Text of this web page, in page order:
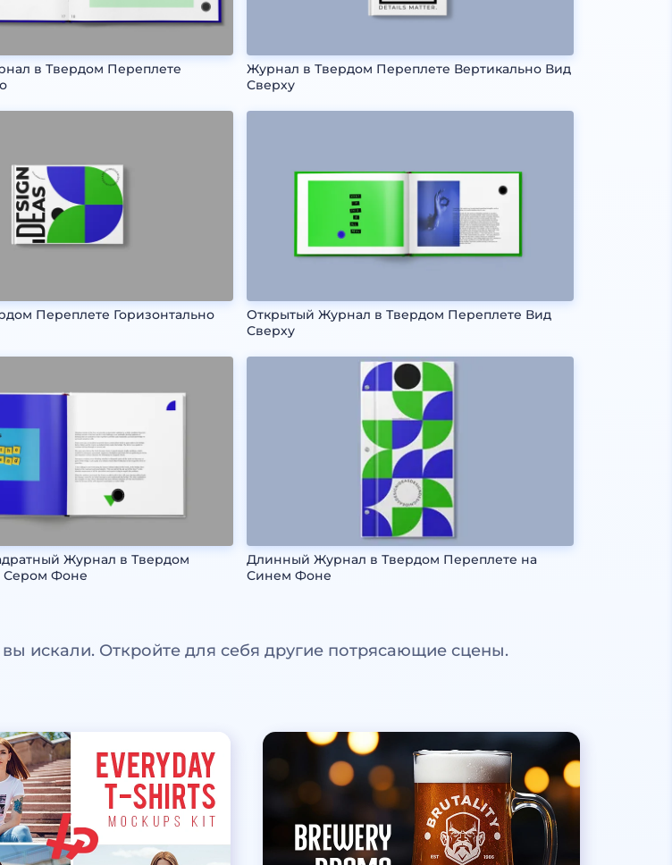
в Твердом Переплете
Переплете Горизонтально
Журнал в Твердом
Сером Фоне
Журнал в Твердом Переплете Вертикально Вид
Сверху
Открытый Журнал в Твердом Переплете Вид
Сверху
Длинный Журнал в Твердом Переплете на
Синем Фоне
искали. Откройте для себя другие потрясающие сцены.